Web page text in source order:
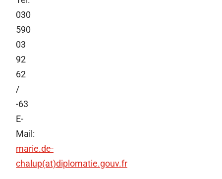
030
590
03
92
62
/
-63
E-
Mail:
marie.de-
chalup(at)diplomatie.gouv.fr